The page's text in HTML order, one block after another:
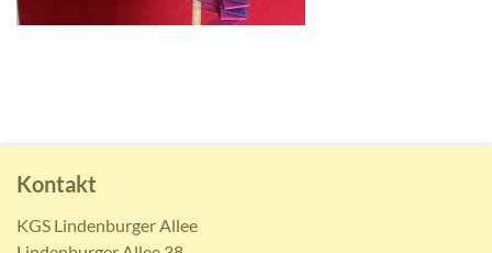
Kontakt
KGS Lindenburger Allee